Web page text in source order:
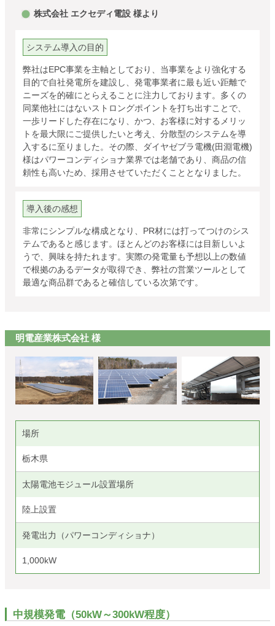
株式会社 エクセディ電設 様より
システム導入の目的
弊社はEPC事業を主軸としており、当事業をより強化する
目的で自社発電所を建設し、発電事業者に最も近い距離で
ニーズを的確にとらえることに注力しております。多くの
同業他社にはないストロングポイントを打ち出すことで、
一歩リードした存在になり、かつ、お客様に対するメリッ
トを最大限にご提供したいと考え、分散型のシステムを導
入するに至りました。その際、ダイヤゼブラ電機(田淵電機)
様はパワーコンディショナ業界では老舗であり、商品の信
頼性も高いため、採用させていただくこととなりました。
導入後の感想
非常にシンプルな構成となり、PR材には打ってつけのシス
テムであると感じます。ほとんどのお客様には目新しいよ
うで、興味を持たれます。実際の発電量も予想以上の数値
で根拠のあるデータが取得でき、弊社の営業ツールとして
最適な商品群であると確信している次第です。
明電産業株式会社 様
場所
栃木県
太陽電池モジュール設置場所
陸上設置
発電出力（パワーコンディショナ）
1,000kW
中規模発電（50kW～300kW程度）